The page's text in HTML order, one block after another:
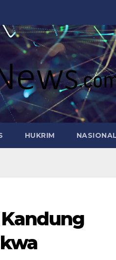
HUKRIM NASIONAL